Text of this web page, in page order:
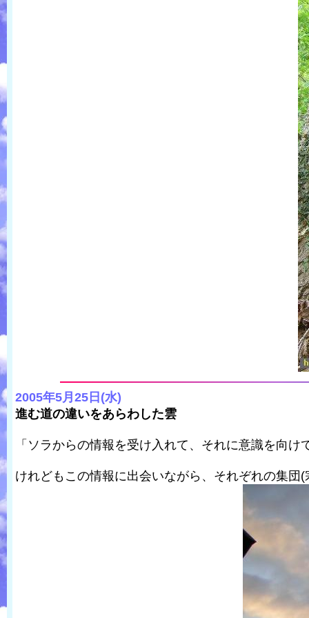
2005年5月25日(水)
進む道の違いをあらわした雲
「ソラからの情報を受け入れて、それに意識を向
けれどもこの情報に出会いながら、それぞれの集